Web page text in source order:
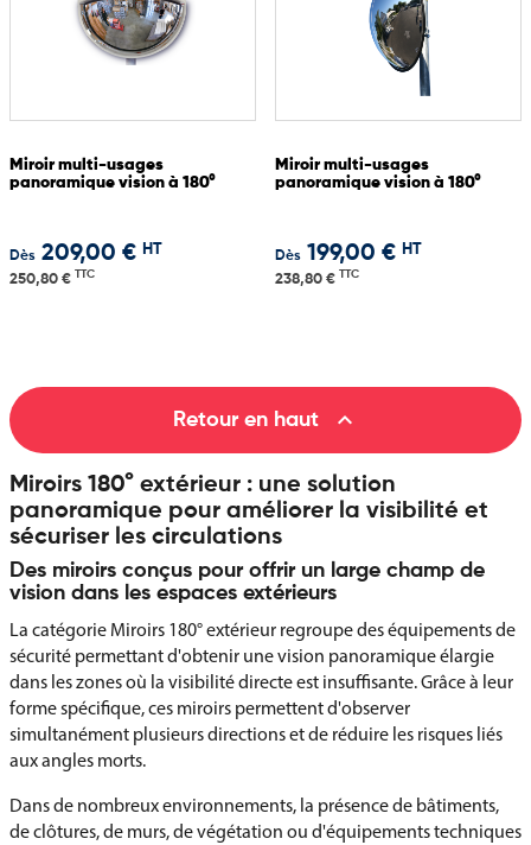
Miroir multi-usages
panoramique vision à 180°
Dès 209,00 € HT
250,80 € TTC
Miroir multi-usages
panoramique vision à 180°
Dès 199,00 € HT
238,80 € TTC
Retour en haut 
Miroirs 180° extérieur : une solution
panoramique pour améliorer la visibilité et
sécuriser les circulations
Des miroirs conçus pour offrir un large champ de
vision dans les espaces extérieurs
La catégorie Miroirs 180° extérieur regroupe des équipements de
sécurité permettant d'obtenir une vision panoramique élargie
dans les zones où la visibilité directe est insuffisante. Grâce à leur
forme spécifique, ces miroirs permettent d'observer
simultanément plusieurs directions et de réduire les risques liés
aux angles morts.
Dans de nombreux environnements, la présence de bâtiments,
de clôtures, de murs, de végétation ou d'équipements techniques